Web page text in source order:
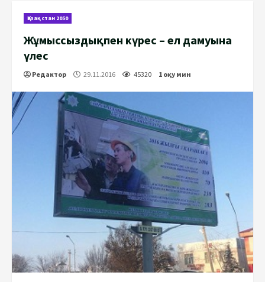
Қазақстан 2050
Жұмыссыздықпен күрес – ел дамуына
үлес
Редактор 29.11.2016 45320 1 оқу мин